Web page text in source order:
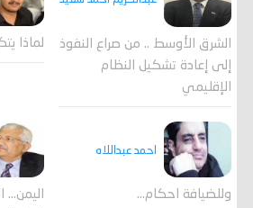
الشرق الأوسط .. من صراع النفوذ
إلى إعادة تشكيل النظام
الإقليمي
لماذا
احمد عبداللاه
وللضيافة احكام…
اليمن…